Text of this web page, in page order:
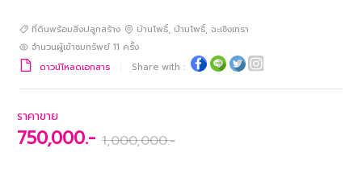
ที่ดินพร้อมสิ่งปลูกสร้าง บ้านโพธิ์, บ้านโพธิ์, ฉะเชิงเทรา
จำนวนผู้เข้าชมทรัพย์ 11 ครั้ง
ดาวน์โหลดเอกสาร
Share with :
ราคาขาย
750,000.- 1,000,000.-